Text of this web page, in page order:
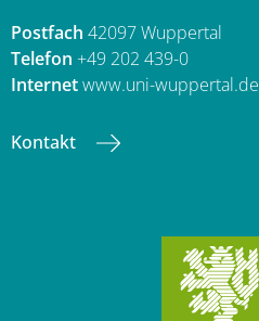
Postfach 42097 Wuppertal
Telefon +49 202 439-0
Internetwww.uni-wuppertal.de
Kontakt